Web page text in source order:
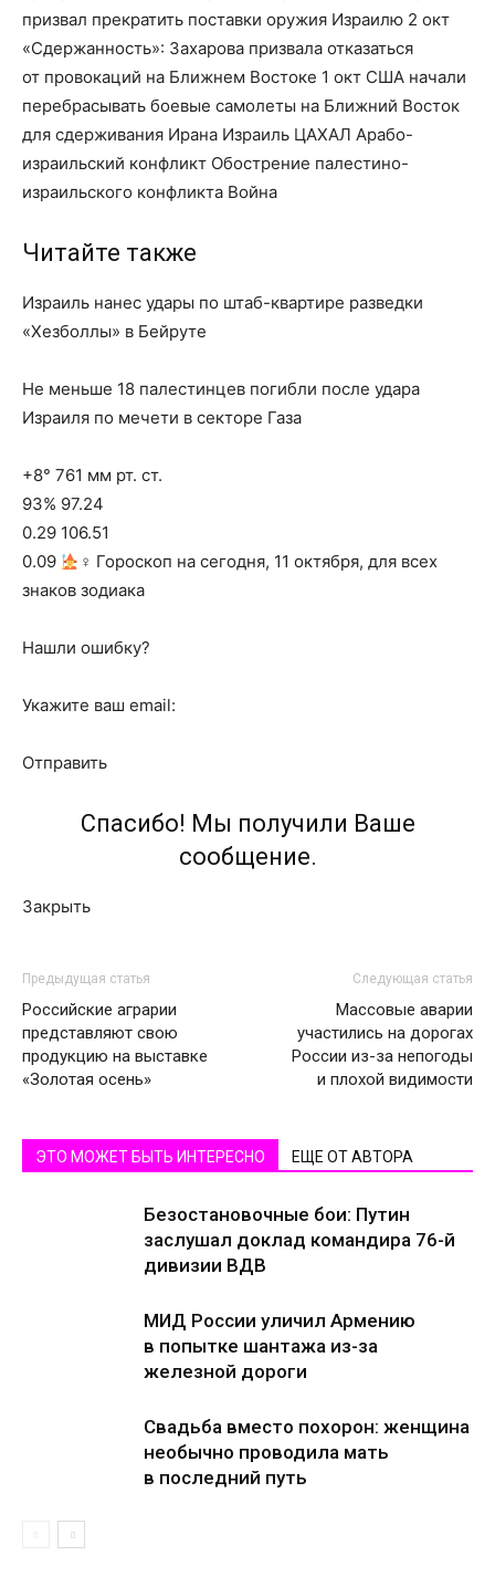
призвал прекратить поставки оружия Израилю 2 окт
«Сдержанность»: Захарова призвала отказаться
от провокаций на Ближнем Востоке 1 окт США начали
перебрасывать боевые самолеты на Ближний Восток
для сдерживания Ирана Израиль ЦАХАЛ Арабо-
израильский конфликт Обострение палестино-
израильского конфликта Война
Читайте также
Израиль нанес удары по штаб-квартире разведки
«Хезболлы» в Бейруте
Не меньше 18 палестинцев погибли после удара
Израиля по мечети в секторе Газа
+8° 761 мм рт. ст.
93% 97.24
0.29 106.51
0.09
‍♀ Гороскоп на сегодня, 11 октября, для всех
знаков зодиака
Нашли ошибку?
Укажите ваш email:
Отправить
Спасибо! Мы получили Ваше
сообщение.
Закрыть
Предыдущая статья
Российские аграрии
представляют свою
продукцию на выставке
«Золотая осень»
Следующая статья
Массовые аварии
участились на дорогах
России из-за непогоды
и плохой видимости
ЭТО МОЖЕТ БЫТЬ ИНТЕРЕСНО ЕЩЕ ОТ АВТОРА
Безостановочные бои: Путин
заслушал доклад командира 76-й
дивизии ВДВ
МИД России уличил Армению
в попытке шантажа из-за
железной дороги
Свадьба вместо похорон: женщина
необычно проводила мать
в последний путь